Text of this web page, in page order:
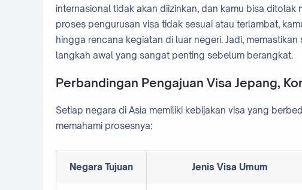
internasional tidak akan diizinkan, dan kamu bisa
proses pengurusan visa tidak sesuai atau terlambat,
hingga rencana kegiatan di luar negeri. Jadi,
langkah awal yang sangat penting sebelum berangkat.
Perbandingan Pengajuan Visa Jepang,
Setiap negara di Asia memiliki kebijakan visa yang
memahami prosesnya:
Negara Tujuan Jenis Visa Umum